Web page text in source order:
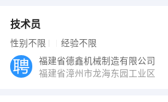
技术员
性别不限 经验不限
福建省德鑫机械制造有限公司
福建省漳州市龙海东园工业区